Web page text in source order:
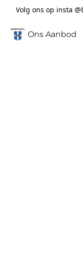
Volg ons op insta
Ons Aanbod